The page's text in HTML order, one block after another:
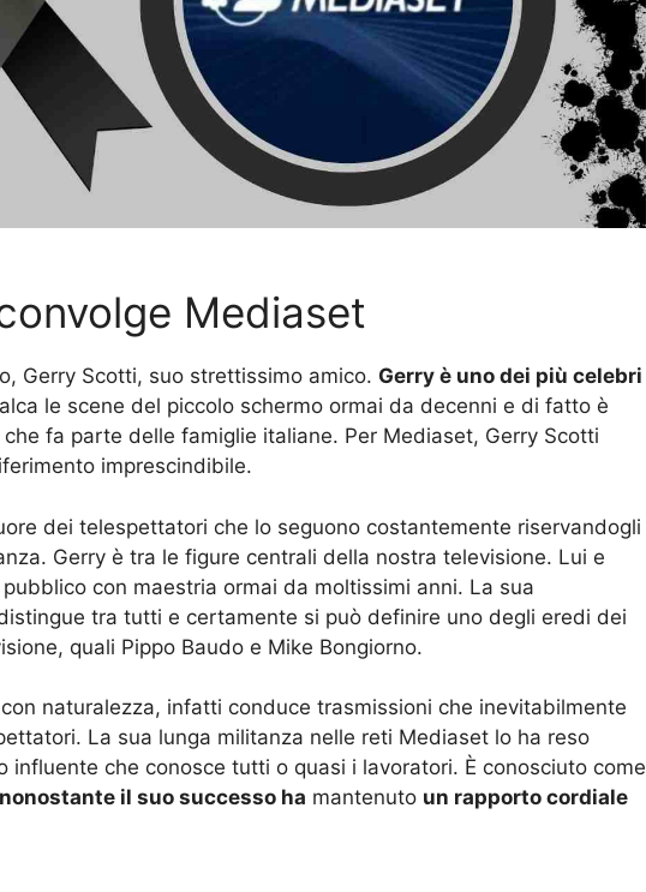
Mediaset
Gerry Scotti, suo strettissimo amico. Gerry è uno dei più celebri
le scene del piccolo schermo ormai da decenni e di fatto è
fa parte delle famiglie italiane. Per Mediaset, Gerry Scotti
imprescindibile.
dei telespettatori che lo seguono costantemente riservandogli
Gerry è tra le figure centrali della nostra televisione. Lui e
con maestria ormai da moltissimi anni. La sua
tra tutti e certamente si può definire uno degli eredi dei
quali Pippo Baudo e Mike Bongiorno.
con naturalezza, infatti conduce trasmissioni che inevitabilmente
La sua lunga militanza nelle reti Mediaset lo ha reso
influente che conosce tutti o quasi i lavoratori. È conosciuto come
nonostante il suo successo ha mantenuto un rapporto cordiale